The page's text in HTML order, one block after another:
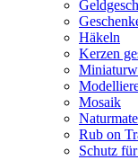
Häkeln
Kerzen
Mosaik
Rub on
Schutz